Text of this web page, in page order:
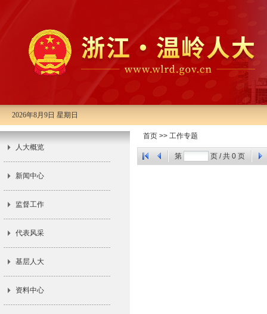
2026年8月9日 星期日
人大概览
新闻中心
监督工作
代表风采
基层人大
资料中心
首页 >> 工作专题
第 页 / 共 0 页